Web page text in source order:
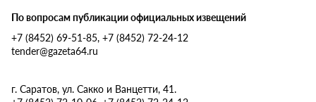
По вопросам публикации официальных извещений
+7 (8452) 69-51-85, +7 (8452) 72-24-12
tender@gazeta64.ru
г. Саратов, ул. Сакко и Ванцетти, 41.